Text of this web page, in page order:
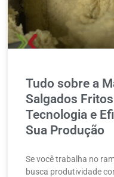
Tudo sobre a
Salgados
Tecnologia e
Sua Produção
Se você trabalha no
busca produtividade